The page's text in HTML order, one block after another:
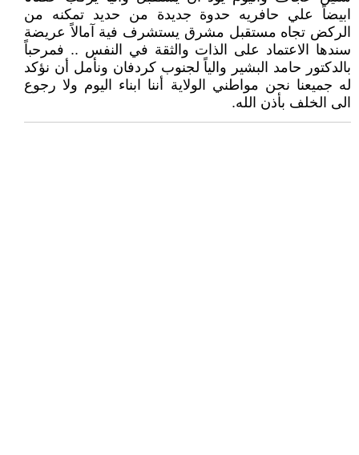
ابيضاً علي حافريه حدوة جديدة من حديد تمكنه من
الركض تجاه مستقبل مشرق يستشرف فية آمالاً عريضة
سندها الاعتماد على الذات والثقة في النفس .. فمرحباً
بالدكتور حامد البشير والياً لجنوب كردفان ونأمل أن نؤكد
له جميعنا نحن مواطني الولاية أننا ابناء اليوم ولا رجوع
الى الخلف بأذن الله.